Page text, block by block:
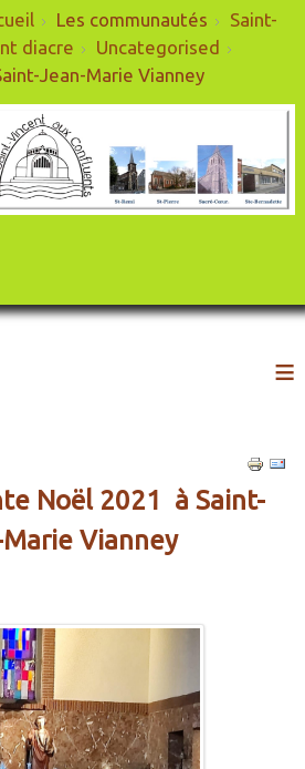
Les communautés
Saint-
diacre
Uncategorised
Jean-Marie Vianney
≡
Noël 2021 à Saint-
Vianney